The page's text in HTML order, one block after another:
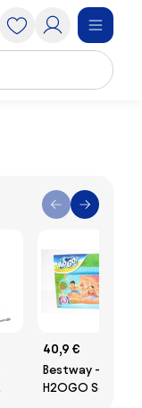
40,9 €
Bestway -
H2OGO Scivolo